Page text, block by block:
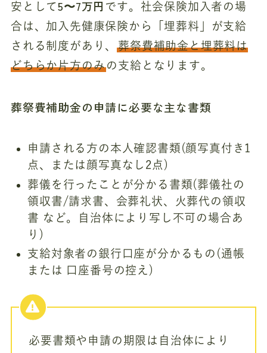
安として5〜7万円 です。社会保険加入者の場
合は、加入先健康保険から「埋葬料」が支給
される制度があり、葬祭費補助金と埋葬料は
どちらか片方のみの支給となります。
葬祭費補助金の申請に必要な主な書類
申請される方の本人確認書類(顔写真付き1
点、または顔写真なし2点)
葬儀を行ったことが分かる書類(葬儀社の
領収書/請求書、会葬礼状、火葬代の領収
書 など。自治体により写し不可の場合あ
り)
支給対象者の銀行口座が分かるもの(通帳
または 口座番号の控え)
必要書類や申請の期限は自治体により